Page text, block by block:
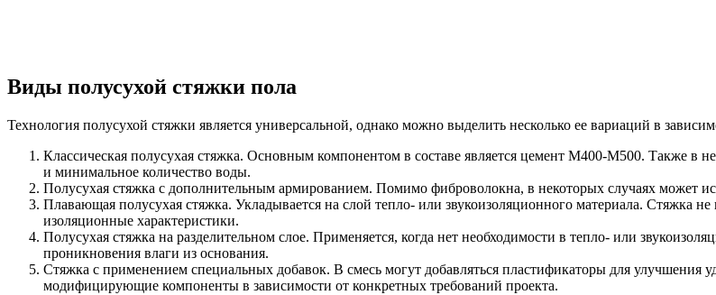
Виды полусухой стяжки пола
Технология полусухой стяжки является универсальной, однако можно выделить несколько ее вариаций в
Классическая полусухая стяжка. Основным компонентом в составе является цемент М400-М500. Также
и минимальное количество воды.
Полусухая стяжка с дополнительным армированием. Помимо фиброволокна, в некоторых случаях может
Плавающая полусухая стяжка. Укладывается на слой тепло- или звукоизоляционного материала. Стяжка
изоляционные характеристики.
Полусухая стяжка на разделительном слое. Применяется, когда нет необходимости в тепло- или
проникновения влаги из основания.
Стяжка с применением специальных добавок. В смесь могут добавляться пластификаторы для улучшения
модифицирующие компоненты в зависимости от конкретных требований проекта.